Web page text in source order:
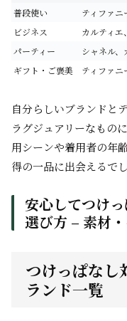
普段使い
ティファニ
ビジネス
カルティエ
パーティー
シャネル、
ギフト・ご褒美
ティファニ
自分らしいブランドと
ラグジュアリーなもの
用シーンや着用者の年
得の一品に出会えるでし
安心してつけ
選び方 – 素材
つけっぱなし
ランド一覧